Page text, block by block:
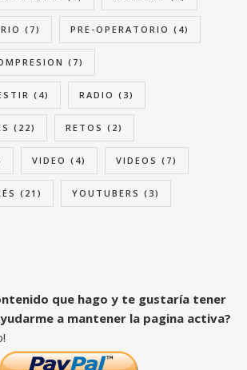
(7) PRE-OPERATORIO (4)
(7)
(4) RADIO (3)
(22) RETOS (2)
VIDEO (4) VIDEOS (7)
(21) YOUTUBERS (3)
que hago y te gustaría tener
a mantener la pagina activa?